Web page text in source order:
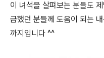
이 녀석을 살펴보는 분들도
금했던 분들께 도움이 되는
까지입니다 ^^